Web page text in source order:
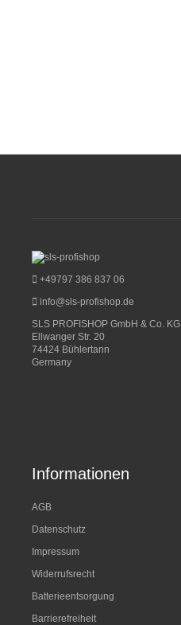
+49797 386 837 06
info@sls-profishop.de
SLS PROFISHOP GmbH & Co. KG
Ellwanger Str. 20
74424 Bühlertann
Germany
Informationen
AGB
Datenschutz
Impressum
Widerrufsrecht
Batterieentsorgung
Barrierefreiheit